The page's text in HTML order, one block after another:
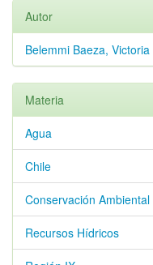
Autor
Belemmi Baeza, Victoria
Materia
Agua
Chile
Conservación Ambiental
Recursos Hídricos